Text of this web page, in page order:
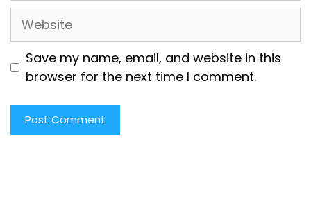
Website
Save my name, email, and website in this
browser for the next time I comment.